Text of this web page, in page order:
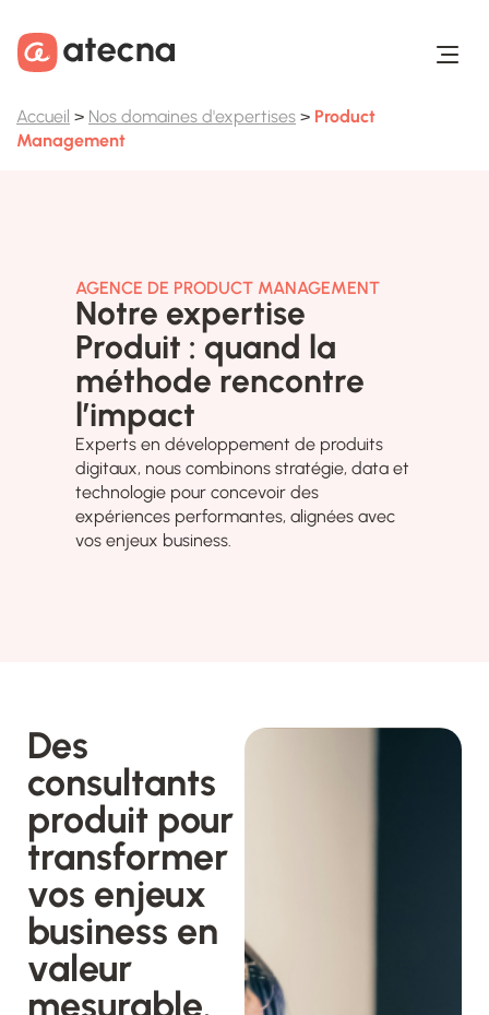
Accueil > Nos domaines d'expertises > Product
Management
AGENCE DE PRODUCT MANAGEMENT
Notre expertise
Produit : quand la
méthode rencontre
l’impact
Experts en développement de produits
digitaux, nous combinons stratégie, data et
technologie pour concevoir des
expériences performantes, alignées avec
vos enjeux business.
Des
consultants
produit pour
transformer
vos enjeux
business en
valeur
mesurable.